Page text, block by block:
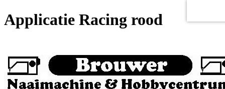
Applicatie Racing rood